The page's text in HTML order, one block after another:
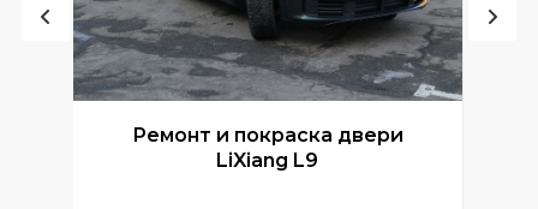
Ремонт и покраска двери
LiXiang L9